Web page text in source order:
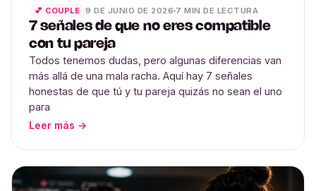
💕 COUPLE 9 DE JUNIO DE 2026 7 MIN DE LECTURA
7 señales de que no eres compatible
con tu pareja
Todos tenemos dudas, pero algunas diferencias van
más allá de una mala racha. Aquí hay 7 señales
honestas de que tú y tu pareja quizás no sean el uno
para
Leer más →